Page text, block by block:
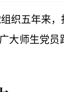
织五年来
大师生党